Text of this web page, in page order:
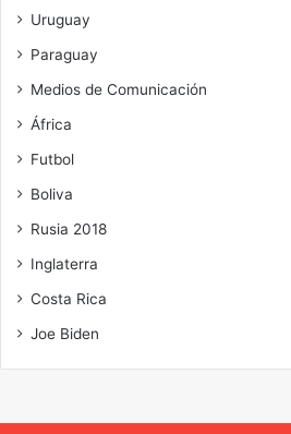
Uruguay
Paraguay
Medios de Comunicación
África
Futbol
Boliva
Rusia 2018
Inglaterra
Costa Rica
Joe Biden